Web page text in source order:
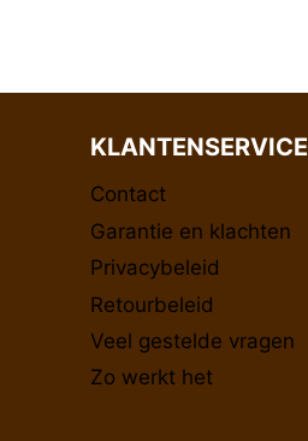
KLANTENSERVICE
Contact
Garantie en klachten
Privacybeleid
Retourbeleid
Veel gestelde vragen
Zo werkt het